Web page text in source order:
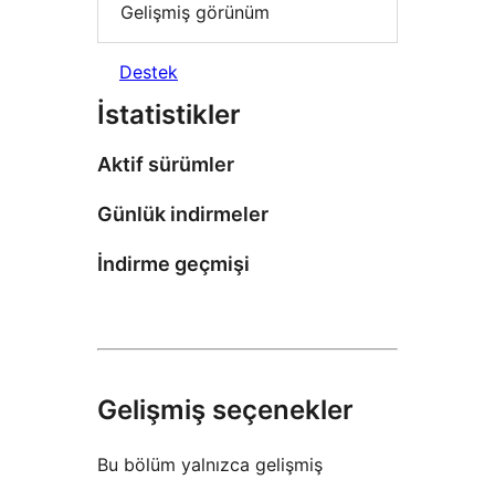
Gelişmiş görünüm
Destek
İstatistikler
Aktif sürümler
Günlük indirmeler
İndirme geçmişi
Gelişmiş seçenekler
Bu bölüm yalnızca gelişmiş